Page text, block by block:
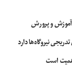
ملت عزیز ما دیگر روی
آمریکا این سیاست
و پرورش
نیروگاه‌ها دارد
است